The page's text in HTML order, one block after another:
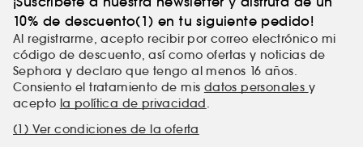
10% de descuento(1) en tu siguiente pedido!
Al registrarme, acepto recibir por correo electrónico mi
código de descuento, así como ofertas y noticias de
Sephora y declaro que tengo al menos 16 años.
Consiento el tratamiento de mis datos personales y
acepto la política de privacidad.
(1) Ver condiciones de la oferta